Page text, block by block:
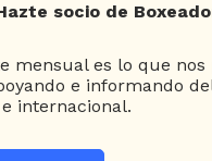
socio de
mensual es lo que nos
e informando
internacional.